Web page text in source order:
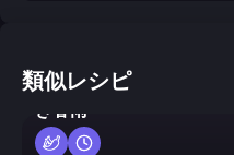
類似レシピ
鶏肉と野菜のフライパン焼
き春雨